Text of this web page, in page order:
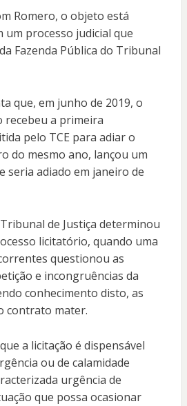
Romero, o objeto está
um processo judicial que
Fazenda Pública do Tribunal
que, em junho de 2019, o
recebeu a primeira
pelo TCE para adiar o
do mesmo ano, lançou um
seria adiado em janeiro de
de Justiça determinou
licitatório, quando uma
questionou as
e incongruências da
conhecimento disto, as
contrato mater.
a licitação é dispensável
ou de calamidade
urgência de
que possa ocasionar